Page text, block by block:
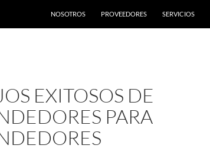
NOSOTROS
PROVEEDORES SERVICIOS
EXITOSOS DE
PARA